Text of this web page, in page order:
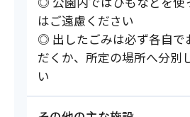
はご遠慮ください
◎ 出したごみは必ず各自で
だくか、所定の場所へ分別
い